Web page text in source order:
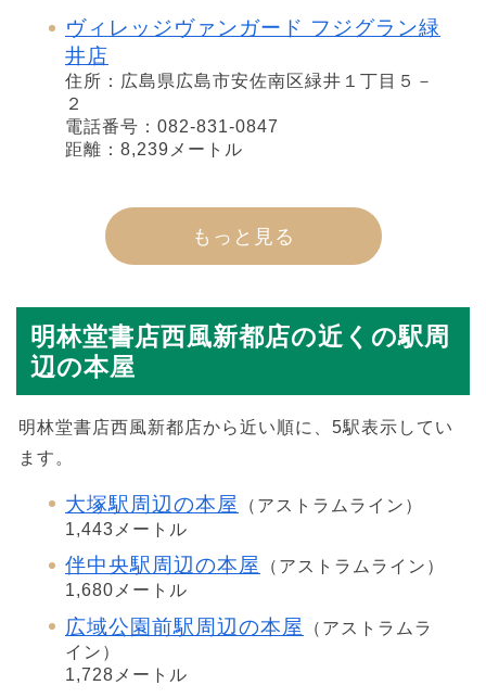
ヴィレッジヴァンガード フジグラン緑
井店
住所：広島県広島市安佐南区緑井１丁目５－
２
電話番号：082-831-0847
距離：8,239メートル
もっと見る
明林堂書店西風新都店の近くの駅周
辺の本屋
明林堂書店西風新都店から近い順に、5駅表示してい
ます。
大塚駅周辺の本屋
（アストラムライン）
1,443メートル
伴中央駅周辺の本屋
（アストラムライン）
1,680メートル
広域公園前駅周辺の本屋
（アストラムラ
イン）
1,728メートル